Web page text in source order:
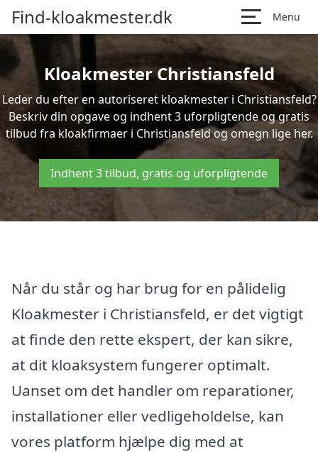
Find-kloakmester.dk Menu
Kloakmester Christiansfeld
Leder du efter en autoriseret kloakmester i Christiansfeld?
Beskriv din opgave og indhent 3 uforpligtende og gratis
tilbud fra kloakfirmaer i Christiansfeld og omegn lige her.
Indhent 3 tilbud, gratis og uforpligtende
Når du står og har brug for en pålidelig
Kloakmester i Christiansfeld, er det vigtigt
at finde den rette ekspert, der kan sikre,
at dit kloaksystem fungerer optimalt.
Uanset om det handler om reparationer,
installationer eller vedligeholdelse, kan
vores platform hjælpe dig med at